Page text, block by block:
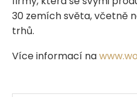
30 zemích světa, včetně
trhů.
Více informací na